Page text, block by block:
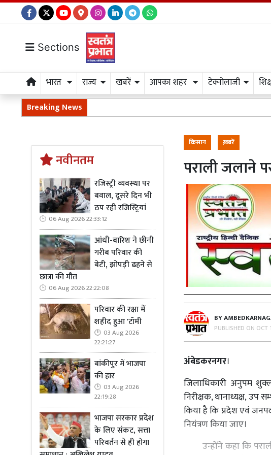
Sections
भारत राज्य खबरें आपका शहर टेक्नोलाजी
Breaking News
नवीनतम
रजिस्ट्री व्यवस्था पर
बवाल, दूसरे दिन भी
ठप रही रजिस्ट्रियां
06 Aug 2026 22:33:12
आंधी-बारिश ने छीनी
गरीब परिवार की
बेटी, झोपड़ी ढहने से
छात्रा की मौत
06 Aug 2026 22:22:08
परिवार की रक्षा में
शहीद हुआ 'टॉमी
03 Aug 2026
22:21:27
बांकीपुर में भाजपा
की हार
03 Aug 2026
22:19:28
भाजपा सरकार प्रदेश
के लिए संकट, सत्ता
परिवर्तन से ही होगा
किसान ख़बरें
पराली जलाने
BY
PUBLISHED ON
अंबेडकरनगर।
जिलाधिकारी अनुपम
निरीक्षक, थानाध्यक्ष, उप
किया है कि प्रदेश एवं
नियंत्रण किया जाए।
उन्होंने कहा कि